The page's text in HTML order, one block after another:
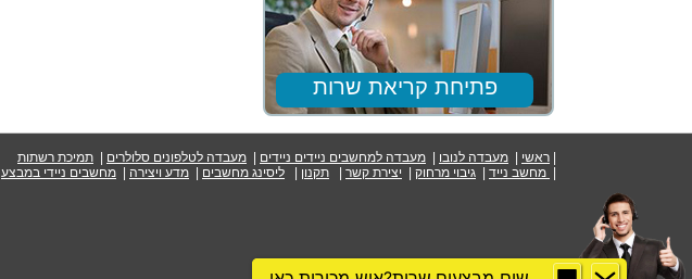
פתיחת קריאת שרות
ראשי מעבדה לנובו מעבדה למחשבים ניידים ניידים מעבדה לטלפונים סלולרים תמיכת רשתות
מחשב נייד גיבוי מרחוק יצירת קשר תקנון ליסינג מחשבים מדע ויצירה מחשבים ניידי במבצע